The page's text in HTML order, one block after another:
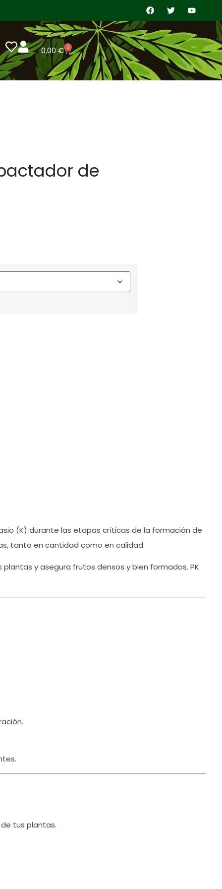
0,00€ 0
de
(K) durante las etapas críticas de la formación de
tanto en cantidad como en calidad.
y asegura frutos densos y bien formados. PK
tus plantas.